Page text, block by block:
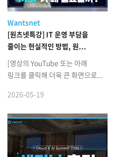
Wantsnet
[원츠넷특강] IT 운영 부담을
줄이는 현실적인 방법, 원...
[영상의 YouTube 또는 아래
링크를 클릭해 더욱 큰 화면으로...
2026-05-19